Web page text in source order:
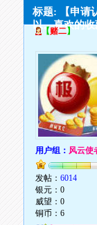
标题: 【申请
以。喜欢的收
【赌二】
用户组： 风云使
发帖：6014
银元：0
威望：0
铜币：6